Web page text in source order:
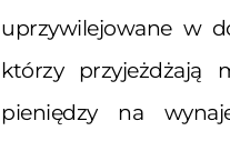
uprzywilejowane w
którzy przyjeżdżają
pieniędzy na